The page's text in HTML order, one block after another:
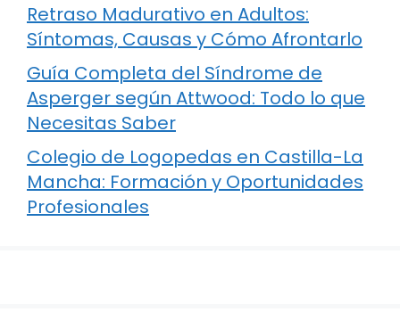
Retraso Madurativo en Adultos:
Síntomas, Causas y Cómo Afrontarlo
Guía Completa del Síndrome de
Asperger según Attwood: Todo lo que
Necesitas Saber
Colegio de Logopedas en Castilla-La
Mancha: Formación y Oportunidades
Profesionales